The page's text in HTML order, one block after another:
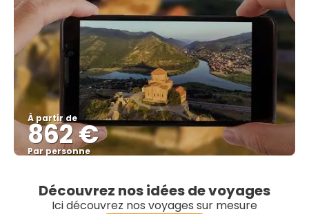
À partir de
862 €
Par personne
Découvrez nos idées de voyages
Ici découvrez nos voyages sur mesure